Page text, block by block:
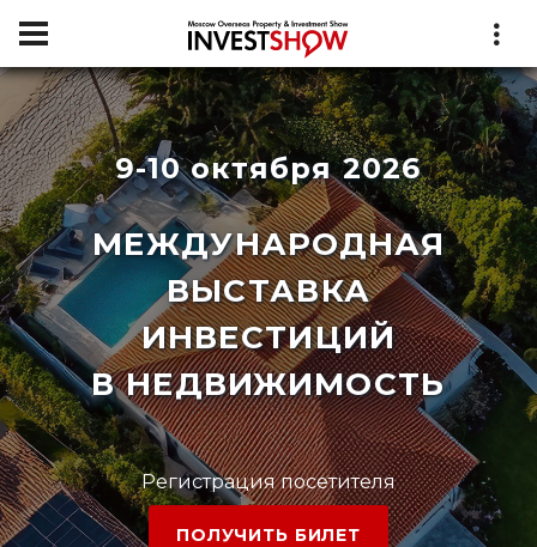
9-10 октября 2026
МЕЖДУНАРОДНАЯ
ВЫСТАВКА
ИНВЕСТИЦИЙ
В НЕДВИЖИМОСТЬ
Регистрация посетителя
ПОЛУЧИТЬ БИЛЕТ